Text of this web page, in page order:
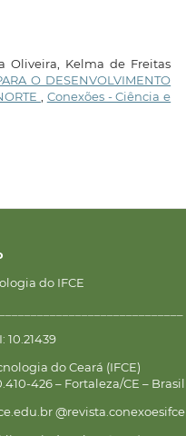
Oliveira, Kelma de Freitas
O DESENVOLVIMENTO
Conexões - Ciência e
do IFCE
10.21439
do Ceará (IFCE)
426 – Fortaleza/CE – Brasil
@revista.conexoesifce